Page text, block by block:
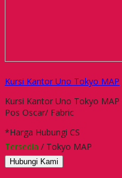
Kursi Kantor Uno Tokyo MAP
Kursi Kantor Uno Tokyo
Pos Oscar/ Fabric
*Harga Hubungi CS
Tersedia / Tokyo MAP
Hubungi Kami